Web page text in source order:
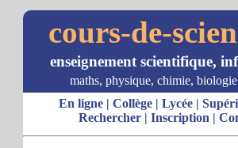
cours-de-
enseignement scientifique,
maths, physique, chimie,
En ligne| Collège| Lycée|
Rechercher| Inscription |